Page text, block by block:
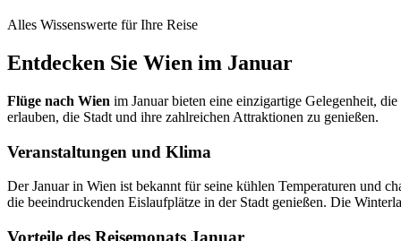
Alles Wissenswerte für Ihre Reise
Entdecken Sie Wien im Januar
Flüge nach Wien im Januar bieten eine einzigartige Gelegenheit,
erlauben, die Stadt und ihre zahlreichen Attraktionen zu genießen.
Veranstaltungen und Klima
Der Januar in Wien ist bekannt für seine kühlen Temperaturen und
die beeindruckenden Eislaufplätze in der Stadt genießen. Die
Vorteile des Reisemonats Januar